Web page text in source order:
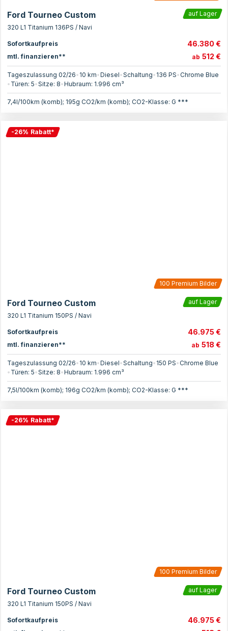
Ford Tourneo Custom
auf Lager
320 L1 Titanium 136PS / Navi
Sofortkaufpreis 46.380 €
mtl. finanzieren** ab 512 €
Tageszulassung 02/26• 10 km•Diesel•Schaltung• 136 PS•Chrome Blue
• Türen: 5•Sitze: 8•Hubraum: 1.996 cm³
7,4l/100km (komb); 195g CO2/km (komb); CO2-Klasse: G ***
-26% Rabatt*
100 Premium Bilder
Ford Tourneo Custom
auf Lager
320 L1 Titanium 150PS / Navi
Sofortkaufpreis 46.975 €
mtl. finanzieren** ab 518 €
Tageszulassung 02/26• 10 km•Diesel•Schaltung• 150 PS•Chrome Blue
• Türen: 5•Sitze: 8•Hubraum: 1.996 cm³
7,5l/100km (komb); 196g CO2/km (komb); CO2-Klasse: G ***
-26% Rabatt*
100 Premium Bilder
Ford Tourneo Custom
auf Lager
320 L1 Titanium 150PS / Navi
Sofortkaufpreis 46.975 €